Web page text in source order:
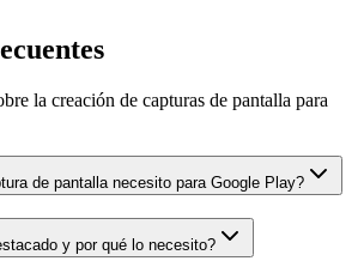
la creación de capturas de pantalla para
de pantalla necesito para Google Play?
y por qué lo necesito?